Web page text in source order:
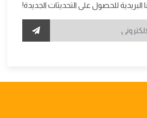
للحصول على التحديثات الجديدة!